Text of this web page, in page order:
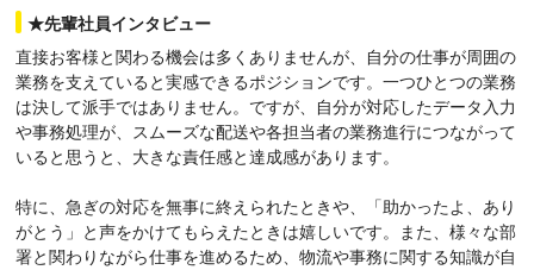
★先輩社員インタビュー
直接お客様と関わる機会は多くありませんが、自分の仕事が周囲の
業務を支えていると実感できるポジションです。一つひとつの業務
は決して派手ではありません。ですが、自分が対応したデータ入力
や事務処理が、スムーズな配送や各担当者の業務進行につながって
いると思うと、大きな責任感と達成感があります。
特に、急ぎの対応を無事に終えられたときや、「助かったよ、あり
がとう」と声をかけてもらえたときは嬉しいです。また、様々な部
署と関わりながら仕事を進めるため、物流や事務に関する知識が自